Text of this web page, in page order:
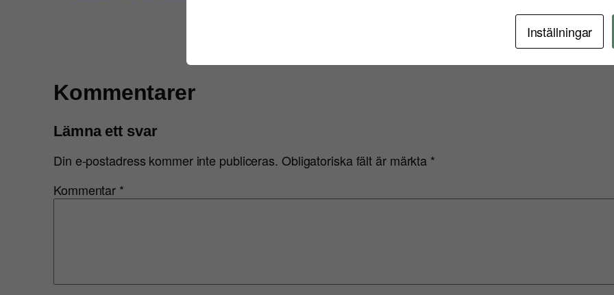
Kommentarer
Lämna ett svar
Din e-postadress kommer inte publiceras. Obligatoriska fält är märkta *
Kommentar *
Inställningar